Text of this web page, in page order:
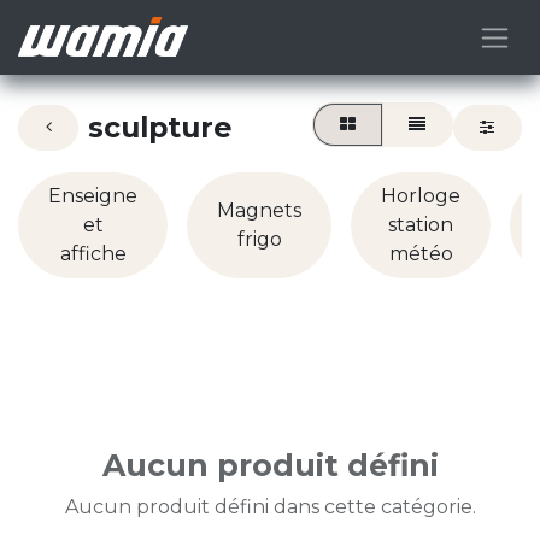
sculpture
Enseigne
et
affiche
Magnets
frigo
Horloge
station
météo
Aucun produit défini
Aucun produit défini dans cette catégorie.